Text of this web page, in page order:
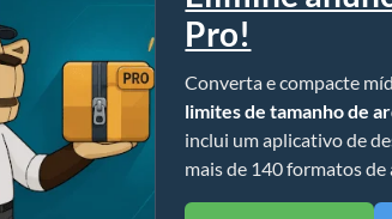
Pro!
Converta e compacte
limites de tamanho de
inclui um aplicativo de
mais de 140 formatos de